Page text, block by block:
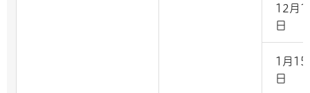
12月
日
1月15
日